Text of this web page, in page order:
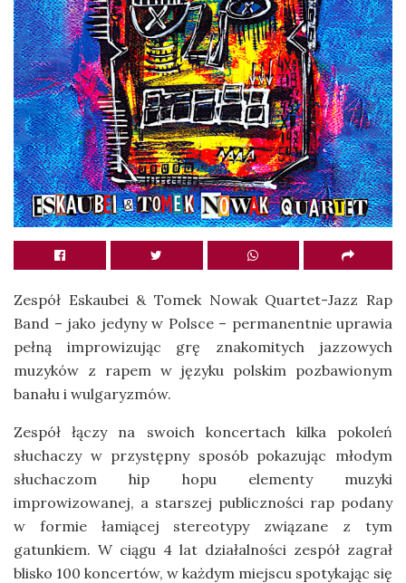
Zespół Eskaubei & Tomek Nowak Quartet-Jazz Rap
Band – jako jedyny w Polsce – permanentnie uprawia
pełną improwizując grę znakomitych jazzowych
muzyków z rapem w języku polskim pozbawionym
banału i wulgaryzmów.
Zespół łączy na swoich koncertach kilka pokoleń
słuchaczy w przystępny sposób pokazując młodym
słuchaczom hip hopu elementy muzyki
improwizowanej, a starszej publiczności rap podany
w formie łamiącej stereotypy związane z tym
gatunkiem. W ciągu 4 lat działalności zespół zagrał
blisko 100 koncertów, w każdym miejscu spotykając się